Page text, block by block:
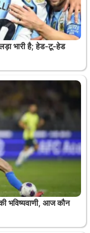
भारी है; हेड-टू-हेड
भविष्यवाणी, आज कौन